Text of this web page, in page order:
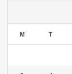
M T